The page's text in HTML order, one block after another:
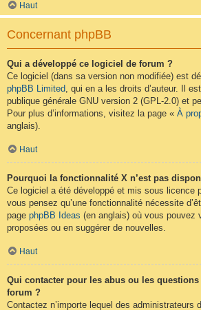
Haut
Concernant phpBB
Qui a développé ce logiciel de forum ?
Ce logiciel (dans sa version non modifiée) est
phpBB Limited, qui en a les droits d’auteur. Il
publique générale GNU version 2 (GPL-2.0) et
Pour plus d’informations, visitez la page « À
anglais).
Haut
Pourquoi la fonctionnalité X n’est pas
Ce logiciel a été développé et mis sous licence
vous pensez qu’une fonctionnalité nécessite
page phpBB Ideas (en anglais) où vous pouvez
proposées ou en suggérer de nouvelles.
Haut
Qui contacter pour les abus ou les
forum ?
Contactez n’importe lequel des administrateurs